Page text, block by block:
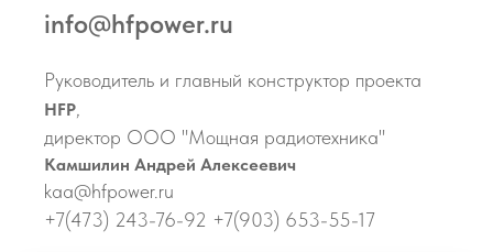
info@hfpower.ru
Руководитель и главный конструктор проекта
HFP
директор ООО "Мощная радиотехника"
Камшилин Андрей Алексеевич
kaa@hfpower.ru
+7(473) 243-76-92 +7(903) 653-55-17